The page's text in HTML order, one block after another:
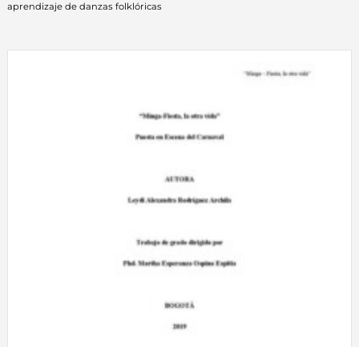
aprendizaje de danzas folklóricas